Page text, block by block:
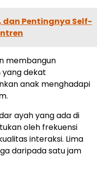
Pentingnya Self-
membangun
yang dekat
anak menghadapi
ayah yang ada di
oleh frekuensi
interaksi. Lima
daripada satu jam